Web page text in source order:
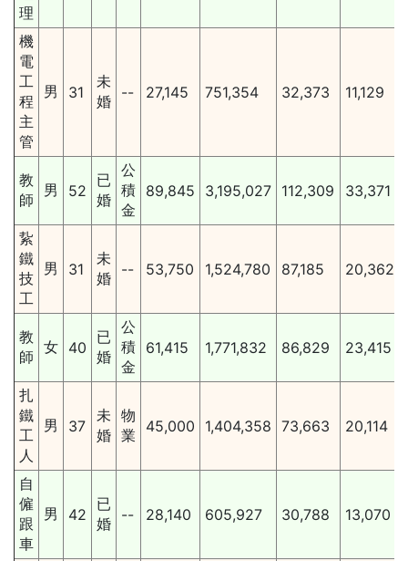
理
機
電
工
程
主
管
男 31
未
婚
-- 27,145 751,354 32,373 11,129
教
師
男 52
已
婚
公
積
金
89,845 3,195,027 112,309 33,371
紥
鐵
技
工
男 31
未
婚
-- 53,750 1,524,780 87,185 20,362
教
師
女 40
已
婚
公
積
金
61,415 1,771,832 86,829 23,415
扎
鐵
工
人
男 37
未
婚
物
業
45,000 1,404,358 73,663 20,114
自
僱
跟
車
男 42
已
婚
-- 28,140 605,927 30,788 13,070